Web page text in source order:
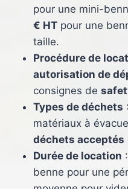
pour une mini-
€ HTpour une
taille.
Procédure de
autorisation de
consignes de
Types de déchets
matériaux à
déchets acceptés
Durée de location
benne pour une